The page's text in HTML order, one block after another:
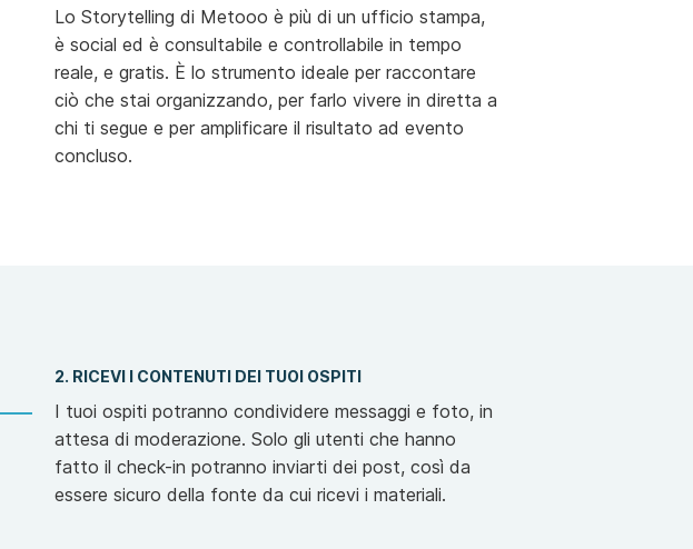
Lo Storytelling di Metooo è più di un ufficio stampa,
è social ed è consultabile e controllabile in tempo
reale, e gratis. È lo strumento ideale per raccontare
ciò che stai organizzando, per farlo vivere in diretta a
chi ti segue e per amplificare il risultato ad evento
concluso.
2. RICEVI I CONTENUTI DEI TUOI OSPITI
I tuoi ospiti potranno condividere messaggi e foto, in
attesa di moderazione. Solo gli utenti che hanno
fatto il check-in potranno inviarti dei post, così da
essere sicuro della fonte da cui ricevi i materiali.